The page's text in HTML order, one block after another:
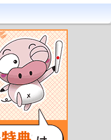
浜駅 若狭和田駅 若狭本郷駅
加
粟野駅 西敦賀駅 新福井駅
福井
駅 越前島橋駅 観音町駅
轟駅 越前野中駅 山王駅
西別院駅 田原町駅
西春江駅 西長田駅 下兵庫駅
三国神社駅 三国駅
久駅 サンドーム西駅
駅 浅水駅
ハーモニーホール駅
辻駅 公園口駅 市役所前駅